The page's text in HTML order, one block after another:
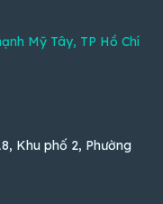
Mỹ Tây, TP Hồ Chí
Khu phố 2, Phường